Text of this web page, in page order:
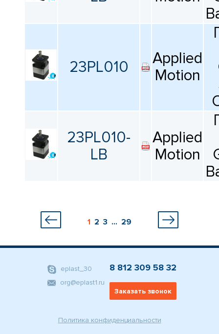
23PL010
Applied
Motion
23PL010-
LB
Applied
Motion
1 2 3 ... 29
Политика конфиденциальности
eplast_30
org@eplast1.ru
8 812 309 58 32
Заказать звонок